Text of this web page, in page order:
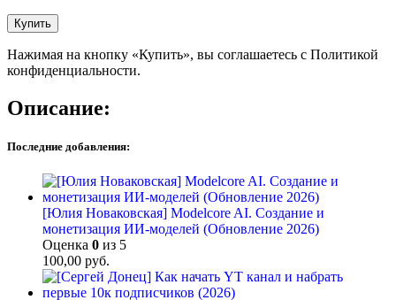
Купить
Нажимая на кнопку «Купить», вы соглашаетесь с Политикой
конфиденциальности.
Описание:
Последние добавления:
[Юлия Новаковская] Modelcore AI. Создание и
монетизация ИИ-моделей (Обновление 2026)
Оценка 0 из 5
100,00 руб.